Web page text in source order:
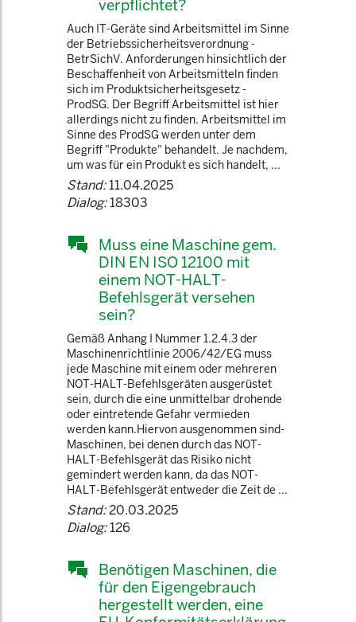
verpflichtet?
Auch IT-Geräte sind Arbeitsmittel im Sinne
der Betriebssicherheitsverordnung -
BetrSichV. Anforderungen hinsichtlich der
Beschaffenheit von Arbeitsmitteln finden
sich im Produktsicherheitsgesetz -
ProdSG. Der Begriff Arbeitsmittel ist hier
allerdings nicht zu finden. Arbeitsmittel im
Sinne des ProdSG werden unter dem
Begriff "Produkte" behandelt. Je nachdem,
um was für ein Produkt es sich handelt, ...
Stand:11.04.2025
Dialog:18303
Muss eine Maschine gem.
DIN EN ISO 12100 mit
einem NOT-HALT-
Befehlsgerät versehen
sein?
Gemäß Anhang I Nummer 1.2.4.3 der
Maschinenrichtlinie 2006/42/EG muss
jede Maschine mit einem oder mehreren
NOT-HALT-Befehlsgeräten ausgerüstet
sein, durch die eine unmittelbar drohende
oder eintretende Gefahr vermieden
werden kann.Hiervon ausgenommen sind-
Maschinen, bei denen durch das NOT-
HALT-Befehlsgerät das Risiko nicht
gemindert werden kann, da das NOT-
HALT-Befehlsgerät entweder die Zeit de ...
Stand:20.03.2025
Dialog:126
Benötigen Maschinen, die
für den Eigengebrauch
hergestellt werden, eine